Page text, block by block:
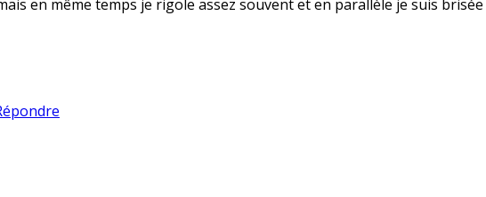
en même temps je rigole assez souvent et en parallèle je suis